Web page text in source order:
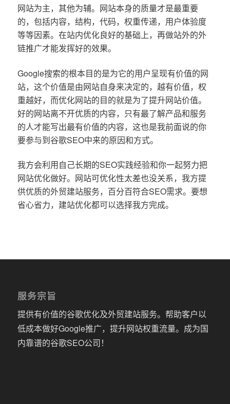
网站为主，其他为辅。网站本身的质量才是最重要
的，包括内容，结构，代码，权重传递，用户体验度
等等因素。在站内优化良好的基础上，再做站外的外
链推广才能发挥好的效果。
Google搜索的根本目的是为它的用户呈现有价值的网
站，这个价值是由网站自身来决定的，越有价值，权
重越好，而优化网站的目的就是为了提升网站价值。
好的网站离不开优质的内容，只有最了解产品和服务
的人才能写出最有价值的内容，这也是我前面说的你
要参与到谷歌SEO中来的原因和方式。
我方会利用自己长期的SEO实践经验和你一起努力把
网站优化做好。网站可优化性太差也没关系，我方提
供优质的外贸建站服务，百分百符合SEO需求。要想
省心省力，建站优化都可以选择我方完成。
服务宗旨
提供有价值的谷歌优化及外贸建站服务。帮助客户以
低成本做好Google推广，提升网站权重流量。成为国
内靠谱的谷歌SEO公司！